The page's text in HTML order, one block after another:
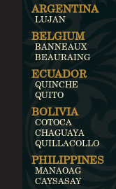
ARGENTINA
LUJAN
BELGIUM
BANNEAUX
BEAURAING
ECUADOR
QUINCHE
QUITO
BOLIVIA
COTOCA
CHAGUAYA
QUILLACOLLO
PHILIPPINES
MANAOAG
CAYSASAY